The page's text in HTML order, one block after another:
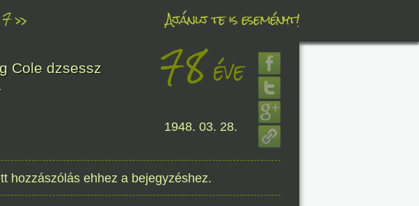
» Ajánlj te is eseményt!
466
201éve
Cole dzsessz
78éve
1948. 03. 28.
hozzászólás ehhez a bejegyzéshez.